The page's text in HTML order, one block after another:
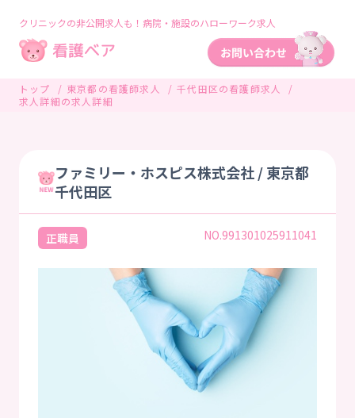
クリニックの非公開求人も！病院・施設のハローワーク求人
トップ 東京都の看護師求人
千代田区の看護師求人
求人詳細の求人詳細
ファミリー・ホスピス株式会社 / 東京都
千代田区
正職員 NO.991301025911041